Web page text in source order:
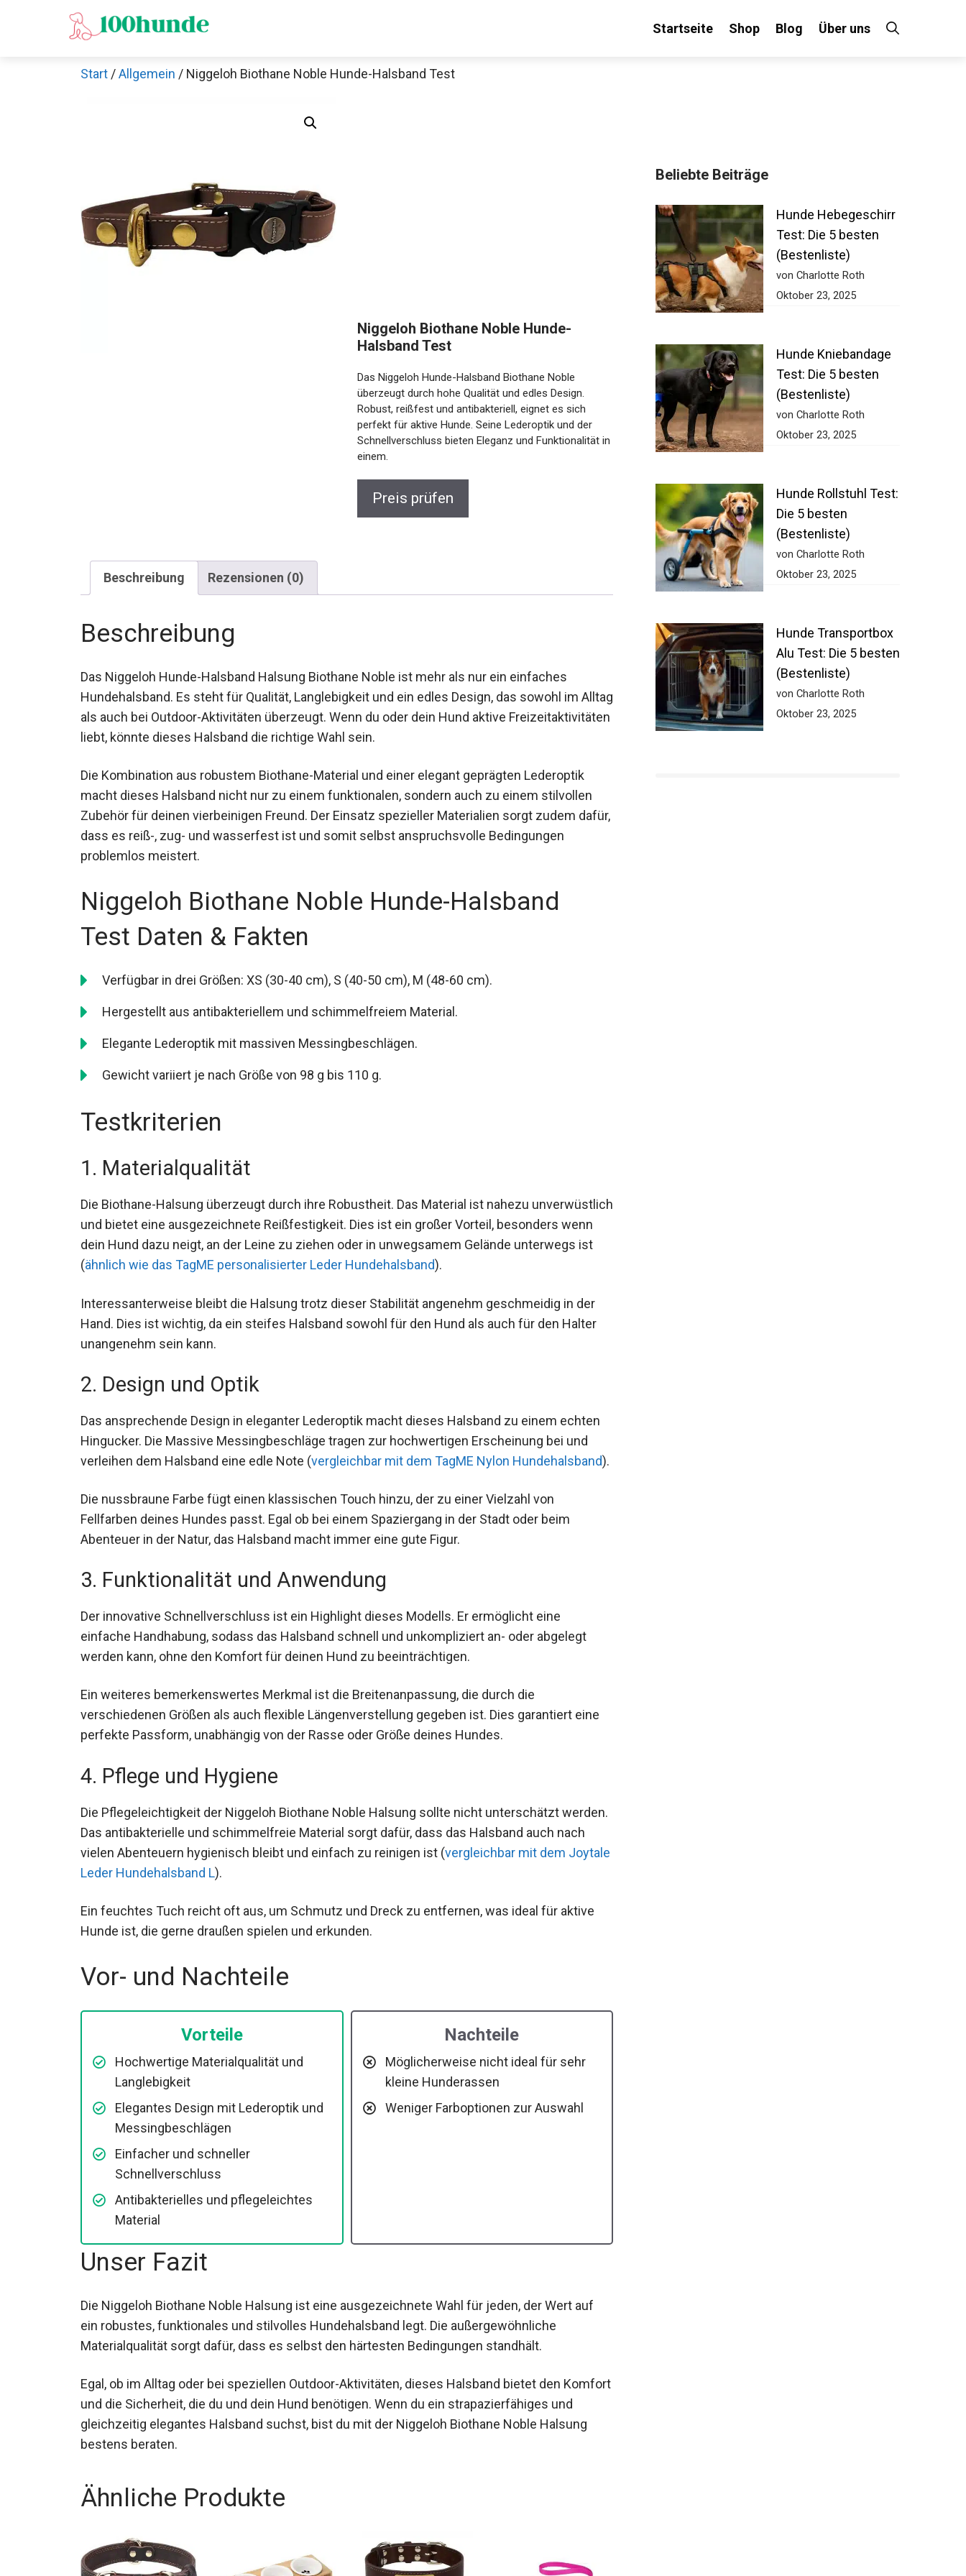
Startseite Shop Blog Über uns
Start /Allgemein / Niggeloh Biothane Noble Hunde-Halsband Test
Niggeloh Biothane Noble Hunde-
Halsband Test
Das Niggeloh Hunde-Halsband Biothane Noble
überzeugt durch hohe Qualität und edles Design.
Robust, reißfest und antibakteriell, eignet es sich
perfekt für aktive Hunde. Seine Lederoptik und der
Schnellverschluss bieten Eleganz und Funktionalität in
einem.
Preis prüfen
Beschreibung Rezensionen (0)
Beschreibung
Das Niggeloh Hunde-Halsband Halsung Biothane Noble ist mehr als nur ein einfaches
Hundehalsband. Es steht für Qualität, Langlebigkeit und ein edles Design, das sowohl im Alltag
als auch bei Outdoor-Aktivitäten überzeugt. Wenn du oder dein Hund aktive Freizeitaktivitäten
liebt, könnte dieses Halsband die richtige Wahl sein.
Die Kombination aus robustem Biothane-Material und einer elegant geprägten Lederoptik
macht dieses Halsband nicht nur zu einem funktionalen, sondern auch zu einem stilvollen
Zubehör für deinen vierbeinigen Freund. Der Einsatz spezieller Materialien sorgt zudem dafür,
dass es reiß-, zug- und wasserfest ist und somit selbst anspruchsvolle Bedingungen
problemlos meistert.
Niggeloh Biothane Noble Hunde-Halsband
Test Daten & Fakten
Verfügbar in drei Größen: XS (30-40 cm), S (40-50 cm), M (48-60 cm).
Hergestellt aus antibakteriellem und schimmelfreiem Material.
Elegante Lederoptik mit massiven Messingbeschlägen.
Gewicht variiert je nach Größe von 98 g bis 110 g.
Testkriterien
1. Materialqualität
Die Biothane-Halsung überzeugt durch ihre Robustheit. Das Material ist nahezu unverwüstlich
und bietet eine ausgezeichnete Reißfestigkeit. Dies ist ein großer Vorteil, besonders wenn
dein Hund dazu neigt, an der Leine zu ziehen oder in unwegsamem Gelände unterwegs ist
(ähnlich wie das TagME personalisierter Leder Hundehalsband).
Interessanterweise bleibt die Halsung trotz dieser Stabilität angenehm geschmeidig in der
Hand. Dies ist wichtig, da ein steifes Halsband sowohl für den Hund als auch für den Halter
unangenehm sein kann.
2. Design und Optik
Das ansprechende Design in eleganter Lederoptik macht dieses Halsband zu einem echten
Hingucker. Die Massive Messingbeschläge tragen zur hochwertigen Erscheinung bei und
verleihen dem Halsband eine edle Note (vergleichbar mit dem TagME Nylon Hundehalsband).
Die nussbraune Farbe fügt einen klassischen Touch hinzu, der zu einer Vielzahl von
Fellfarben deines Hundes passt. Egal ob bei einem Spaziergang in der Stadt oder beim
Abenteuer in der Natur, das Halsband macht immer eine gute Figur.
3. Funktionalität und Anwendung
Der innovative Schnellverschluss ist ein Highlight dieses Modells. Er ermöglicht eine
einfache Handhabung, sodass das Halsband schnell und unkompliziert an- oder abgelegt
werden kann, ohne den Komfort für deinen Hund zu beeinträchtigen.
Ein weiteres bemerkenswertes Merkmal ist die Breitenanpassung, die durch die
verschiedenen Größen als auch flexible Längenverstellung gegeben ist. Dies garantiert eine
perfekte Passform, unabhängig von der Rasse oder Größe deines Hundes.
4. Pflege und Hygiene
Die Pflegeleichtigkeit der Niggeloh Biothane Noble Halsung sollte nicht unterschätzt werden.
Das antibakterielle und schimmelfreie Material sorgt dafür, dass das Halsband auch nach
vielen Abenteuern hygienisch bleibt und einfach zu reinigen ist (vergleichbar mit dem Joytale
Leder Hundehalsband L).
Ein feuchtes Tuch reicht oft aus, um Schmutz und Dreck zu entfernen, was ideal für aktive
Hunde ist, die gerne draußen spielen und erkunden.
Vor- und Nachteile
Vorteile
Hochwertige Materialqualität und
Langlebigkeit
Elegantes Design mit Lederoptik und
Messingbeschlägen
Einfacher und schneller
Schnellverschluss
Antibakterielles und pflegeleichtes
Material
Nachteile
Möglicherweise nicht ideal für sehr
kleine Hunderassen
Weniger Farboptionen zur Auswahl
Unser Fazit
Die Niggeloh Biothane Noble Halsung ist eine ausgezeichnete Wahl für jeden, der Wert auf
ein robustes, funktionales und stilvolles Hundehalsband legt. Die außergewöhnliche
Materialqualität sorgt dafür, dass es selbst den härtesten Bedingungen standhält.
Egal, ob im Alltag oder bei speziellen Outdoor-Aktivitäten, dieses Halsband bietet den Komfort
und die Sicherheit, die du und dein Hund benötigen. Wenn du ein strapazierfähiges und
gleichzeitig elegantes Halsband suchst, bist du mit der Niggeloh Biothane Noble Halsung
bestens beraten.
Ähnliche Produkte
Beliebte Beiträge
Hunde Hebegeschirr
Test: Die 5 besten
(Bestenliste)
von Charlotte Roth
Oktober 23, 2025
Hunde Kniebandage
Test: Die 5 besten
(Bestenliste)
von Charlotte Roth
Oktober 23, 2025
Hunde Rollstuhl Test:
Die 5 besten
(Bestenliste)
von Charlotte Roth
Oktober 23, 2025
Hunde Transportbox
Alu Test: Die 5 besten
(Bestenliste)
von Charlotte Roth
Oktober 23, 2025